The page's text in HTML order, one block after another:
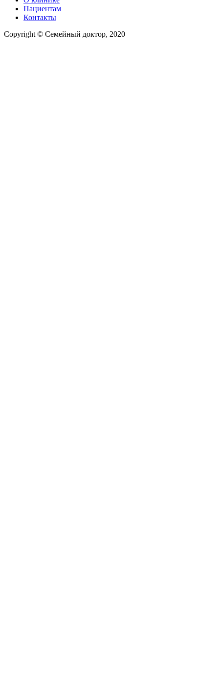
Пациентам
Контакты
Copyright © Семейный доктор, 2020